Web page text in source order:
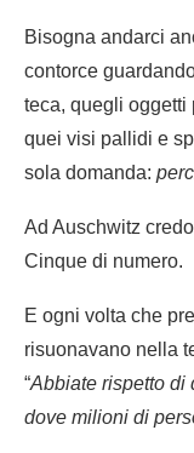
Bisogna andarci
contorce
teca, quegli oggetti
quei visi pallidi e
sola domanda:
Ad Auschwitz
Cinque di numero.
E ogni volta che
risuonavano nella
“Abbiate rispetto di
dove milioni di